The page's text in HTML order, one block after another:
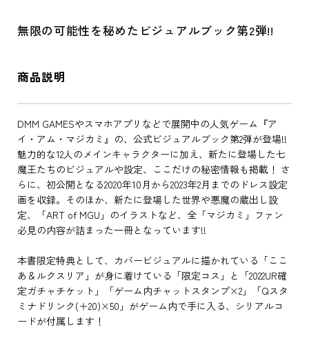
無限の可能性を秘めたビジュアルブック第2弾!!
商品説明
DMM GAMESやスマホアプリなどで展開中の人気ゲーム『ア
イ・アム・マジカミ』の、公式ビジュアルブック第2弾が登場!!
魅力的な12人のメインキャラクターに加え、新たに登場した七
魔王たちのビジュアルや設定、ここだけの秘密情報も掲載！ さ
らに、初公開となる2020年10月から2023年2月までのドレス設定
画を収録。そのほか、新たに登場した世界や悪魔の蔵出し設
定、「ART of MGU」のイラストなど、全「マジカミ」ファン
必見の内容が詰まった一冊となっています!!
本書限定特典として、カバービジュアルに描かれている「ここ
あ＆ルクスリア」が身に着けている「限定コス」と「2022UR確
定ガチャチケット」「ゲーム内チャットスタンプ×2」「Qスタ
ミナドリンク(＋20)×50」がゲーム内で手に入る、シリアルコ
ードが付属します！